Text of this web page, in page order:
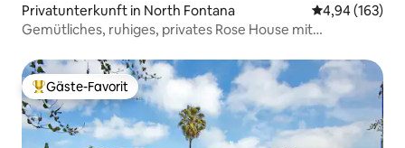
Privatunterkunft in North Fontana
4,94 (163)
Gemütliches, ruhiges, privates Rose House mit
Beliebter Gäste-Favorit.
Gäste-Favorit